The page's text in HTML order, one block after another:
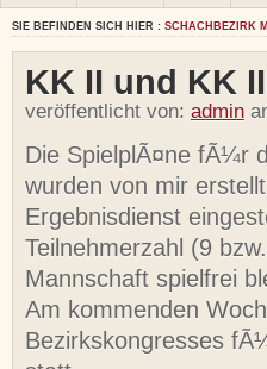
SIE BEFINDEN SICH HIER : SCHACHBEZIRK
KK II und KK
veröffentlicht von: admin
Die SpielplÃ¤ne fÃ¼r
wurden von mir
Ergebnisdienst
Teilnehmerzahl (9
Mannschaft spielfrei
Am kommenden
Bezirkskongresses